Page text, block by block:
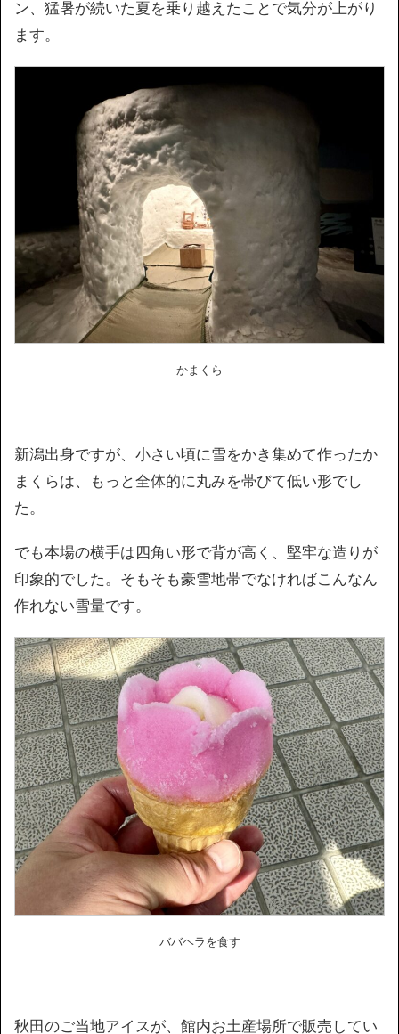
ン、猛暑が続いた夏を乗り越えたことで気分が上がり
ます。
かまくら
新潟出身ですが、小さい頃に雪をかき集めて作ったか
まくらは、もっと全体的に丸みを帯びて低い形でし
た。
でも本場の横手は四角い形で背が高く、堅牢な造りが
印象的でした。そもそも豪雪地帯でなければこんなん
作れない雪量です。
ババヘラを食す
秋田のご当地アイスが、館内お土産場所で販売してい